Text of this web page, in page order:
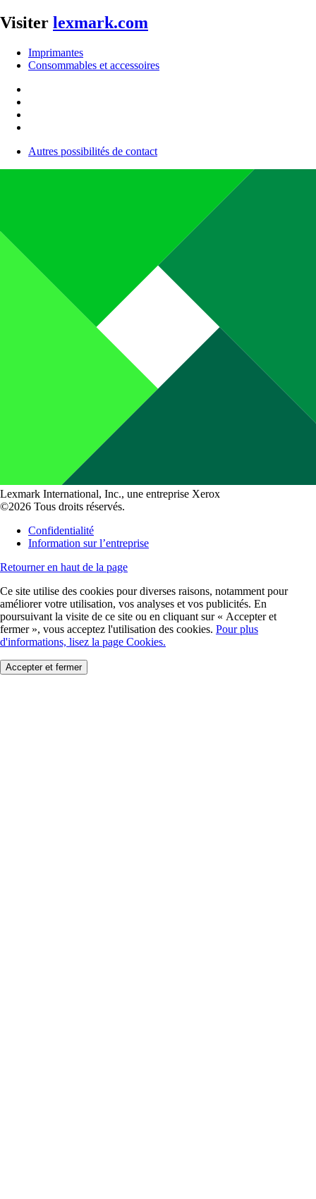
Visiter lexmark.com
Imprimantes
Consommables et accessoires
Autres possibilités de contact
Lexmark International, Inc., une entreprise Xerox
©2026 Tous droits réservés.
Confidentialité
Information sur l’entreprise
Retourner en haut de la page
Ce site utilise des cookies pour diverses raisons, notamment pour
améliorer votre utilisation, vos analyses et vos publicités. En
poursuivant la visite de ce site ou en cliquant sur « Accepter et
fermer », vous acceptez l'utilisation des cookies. Pour plus
d'informations, lisez la page Cookies.
Accepter et fermer